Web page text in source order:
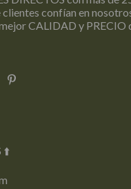
confían en
CALIDAD y PRECIO
⬆️